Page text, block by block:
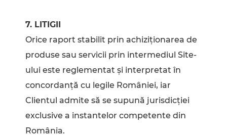
7. LITIGII
Orice raport stabilit prin achiziționarea de
produse sau servicii prin intermediul Site-
ului este reglementat și interpretat în
concordanță cu legile României, iar
Clientul admite să se supună jurisdicției
exclusive a instantelor competente din
România.